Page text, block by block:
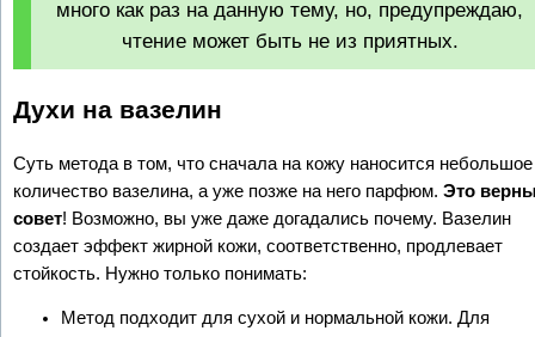
много как раз на данную тему, но, предупреждаю,
чтение может быть не из приятных.
Духи на вазелин
Суть метода в том, что сначала на кожу наносится небольшое
количество вазелина, а уже позже на него парфюм. Это
совет! Возможно, вы уже даже догадались почему. Вазелин
создает эффект жирной кожи, соответственно, продлевает
стойкость. Нужно только понимать:
Метод подходит для сухой и нормальной кожи. Для